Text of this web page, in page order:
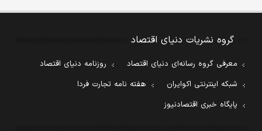
گروه نشریات دنیای اقتصاد
معرفی گروه رسانه‌ای دنیای اقتصاد
روزنامه دنیای اقتصاد
شبکه اینترنتی اکوایران
هفته نامه تجارت فردا
پایگاه خبری اقتصادنیوز